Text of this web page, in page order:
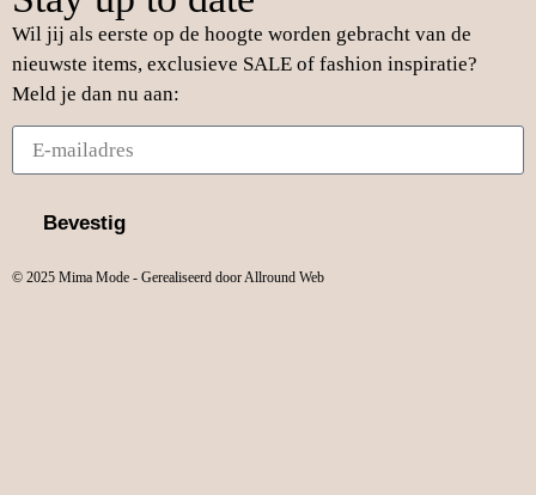
Wil jij als eerste op de hoogte worden gebracht van de
nieuwste items, exclusieve SALE of fashion inspiratie?
Meld je dan nu aan:
Bevestig
© 2025 Mima Mode - Gerealiseerd door Allround Web